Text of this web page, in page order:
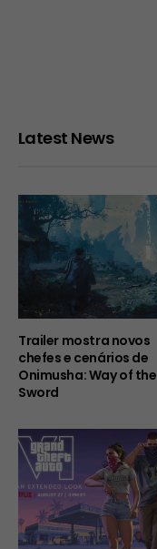
Latest News
Trailer mostra novos
chefes e cenários de
Onimusha: Way of the
Sword